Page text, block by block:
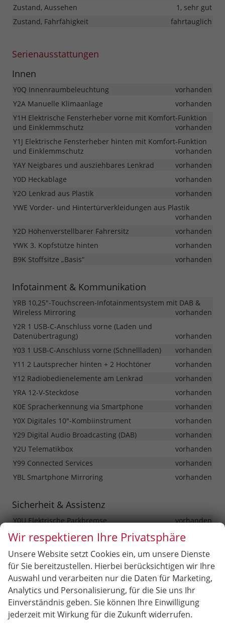
Zustand, Aussehen
1, sehr gut
Zustand, Fahrfähigkeit
fahrtauglich
Serienausstattungen
Innen
Y0Q Innenraumbeleuchtung
vorhanden
Y2A Manuelle Klimaanlage
vorhanden
Y1H Elektrische Fensterheber vorne mit Komfort-Funktion
und Einklemmschutz
vorhanden
Y1J Elektrische Fensterheber hinten mit Komfort-Funktion
und Einklemmschutz
vorhanden
YAY Neigbares und ausziehbares Lenkrad
vorhanden
Y0D Heckablage
vorhanden
Y2O Lenkrad aus Plastik
vorhanden
YWE Vorder- und Hintertürverkleidungen aus Plastik
vorhanden
Y2D Höhenverstellbarer Fahrersitz
vorhanden
YWK 3. Kopfstütze hinten
vorhanden
B9K Stoffsitze „Basis“
vorhanden
Infotainment & Kommunikation
YRB 10,25"-Touchscreen-Infotainmentsystem mit DAB &
Wireless Mirroring
vorhanden
Y2R 1 USB-C-Anschluss vorne (Laden und
Datenübertragung)
vorhanden
Y03 1 USB-C-Anschluss vorne (Schnellladen)
vorhanden
Y11 2 Lautsprecher hinten + 2 Hochtöner
vorhanden
Y12 Radiobedienelemente am Lenkrad
vorhanden
YRA 12-V-Steckdose
vorhanden
K0E Spracherkennung via Smartphone
vorhanden
Y0X Digitales 10"-Kombiinstrument
vorhanden
Y29 Digital Audio Broadcasting (DAB)
vorhanden
Y2U Telematikbox
vorhanden
Y99 Connected Services
vorhanden
YBL Smartphone Mirroring
vorhanden
Sicherheit & Assistenz
Y0U Elektrische Parkbremse
vorhanden
Y0V E-TOGGLE Schalthebel
vorhanden
Y1C Funkschlüssel mit klappbarem Schlüssel inkl.
zusätzlichem mechanischen Ersatz- schlüssel
vorhanden
Y2S Dämmerungssensor
vorhanden
K01 ISOFIX-Halterung hinten (an den äußeren Sitzen)
vorhanden
Y2J Parksensoren hinten
vorhanden
Wir respektieren Ihre Privatsphäre
Unsere Website setzt Cookies ein, um unsere Dienste
für Sie bereitzustellen. Hierbei berücksichtigen wir Ihre
Auswahl und verarbeiten nur die Daten für Marketing,
Analytics und Personalisierung, für die Sie uns Ihr
Einverständnis geben. Sie können Ihre Einwilligung
jederzeit mit Wirkung für die Zukunft widerrufen.